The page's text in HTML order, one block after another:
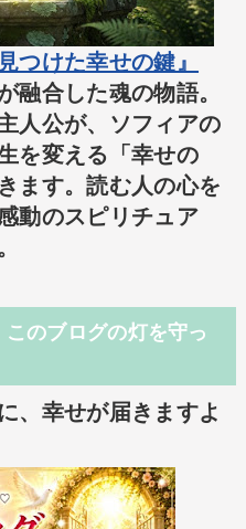
つけた幸せの鍵』
融合した魂の物語。
人公が、ソフィアの
を変える「幸せの
ます。読む人の心を
動のスピリチュア
のブログの灯を守っ
、幸せが届きますよ